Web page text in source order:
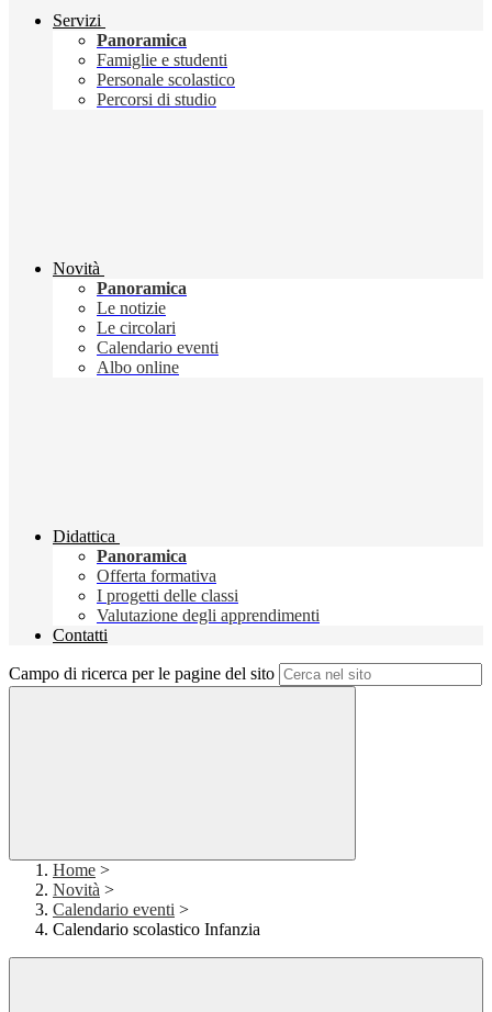
Servizi
Panoramica
Famiglie e studenti
Personale scolastico
Percorsi di studio
Novità
Panoramica
Le notizie
Le circolari
Calendario eventi
Albo online
Didattica
Panoramica
Offerta formativa
I progetti delle classi
Valutazione degli apprendimenti
Contatti
Campo di ricerca per le pagine del sito
Home >
Novità >
Calendario eventi >
Calendario scolastico Infanzia